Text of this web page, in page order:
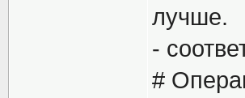
лучше.
-
#